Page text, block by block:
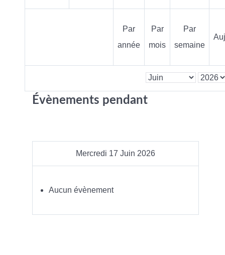
Par
année
Par
mois
Par
semaine
Évènements pendant
Mercredi 17 Juin 2026
Aucun évènement